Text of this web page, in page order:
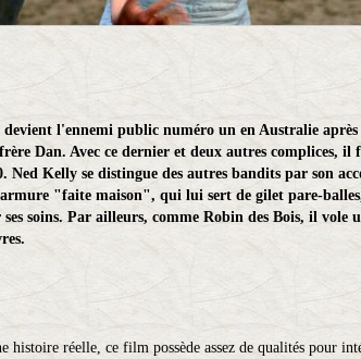
devient l'ennemi public numéro un en Australie
Dan. Avec ce dernier et deux autres complices, il
Ned Kelly se distingue des autres bandits par son
"faite maison", qui lui sert de gilet pare-
soins. Par ailleurs, comme Robin des Bois, il vole
histoire réelle, ce film possède assez de qualités pour